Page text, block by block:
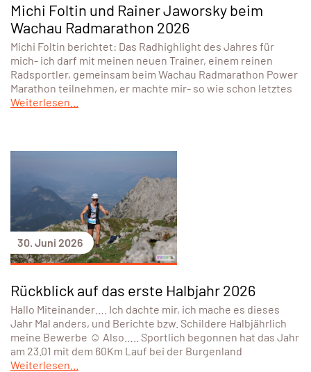
Michi Foltin und Rainer Jaworsky beim
Wachau Radmarathon 2026
Michi Foltin berichtet: Das Radhighlight des Jahres für
mich- ich darf mit meinen neuen Trainer, einem reinen
Radsportler, gemeinsam beim Wachau Radmarathon Power
Marathon teilnehmen, er machte mir- so wie schon letztes
Weiterlesen...
30. Juni 2026
Rückblick auf das erste Halbjahr 2026
Hallo Miteinander…. Ich dachte mir, ich mache es dieses
Jahr Mal anders, und Berichte bzw. Schildere Halbjährlich
meine Bewerbe ☺️ Also….. Sportlich begonnen hat das Jahr
am 23.01 mit dem 60Km Lauf bei der Burgenland
Weiterlesen...